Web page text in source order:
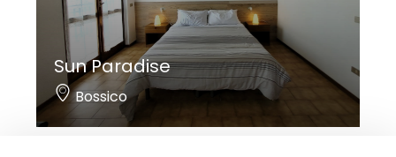
Sun Paradise
Bossico